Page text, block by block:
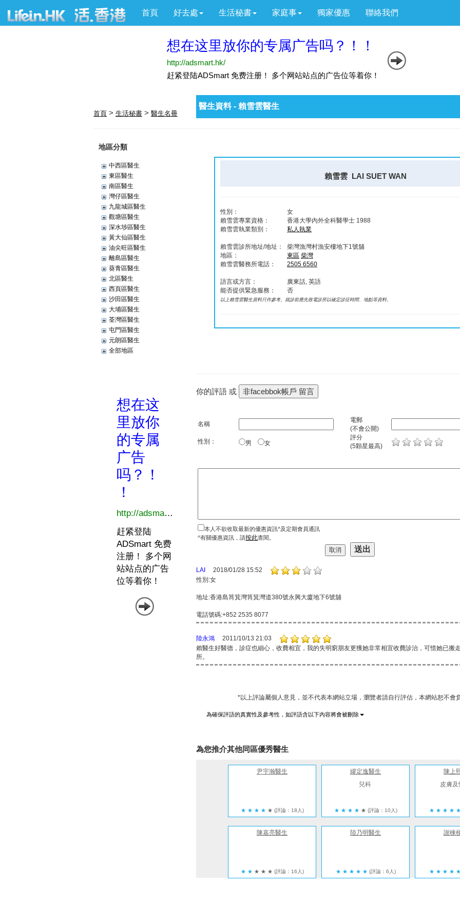
首頁 好去處 生活秘書 家庭事 獨家優惠 聯絡我們
首頁 > 生活秘書 > 醫生名冊
地區分類
中西區醫生
東區醫生
南區醫生
灣仔區醫生
九龍城區醫生
觀塘區醫生
深水埗區醫生
黃大仙區醫生
油尖旺區醫生
離島區醫生
葵青區醫生
北區醫生
西頁區醫生
沙田區醫生
大埔區醫生
荃灣區醫生
屯門區醫生
元朗區醫生
全部地區
醫生資料 - 賴雪雲醫生
賴雪雲 LAI SUET WAN
性別：
女
賴雪雲專業資格：
香港大學內外全科醫學士 1988
賴雪雲執業類別：
私人執業
賴雪雲診所地址/地址：
柴灣漁灣村漁安樓地下1號舖
地區：
東區 柴灣
賴雪雲醫務所電話：
2505 6560
語言或方言：
廣東話, 英語
能否提供緊急服務：
否
以上賴雪雲醫生資料只作參考。就診前應先致電診所以確定診症時間、地點等資料。
你的評語 或
名稱
電郵
(不會公開)
性別：
男 女
評分
(5顆星最高)
本人不欲收取最新的優惠資訊^及定期會員通訊
^有關優惠資訊，請按此查閱。
LAI
2018/01/28 15:52
性別:女
地址:香港島筲箕灣筲箕灣道380號永興大廈地下6號舖
電話號碼:+852 2535 8077
陸永鴻
2011/10/13 21:03
賴醫生好醫德，診症也細心，收費相宜，我的失明窮朋友更獲她非常相宜收費診治，可惜她已搬
所。
*以上評論屬個人意見，並不代表本網站立場，瀏覽者請自行評估，本網站恕不會
為確保評語的真實性及參考性，如評語含以下內容將會被刪除
為您推介其他同區優秀醫生
尹宇瀚醫生
★ ★ ★ ★ ★ (評論：18人)
繆定逸醫生
兒科
★ ★ ★ ★ ★ (評論：10人)
陳上
皮膚
★ ★ ★ ★ ★
陳嘉亮醫生
★ ★ ★ ★ ★ (評論：16人)
陸乃明醫生
★ ★ ★ ★ ★ (評論：6人)
謝棟
★ ★ ★ ★ ★